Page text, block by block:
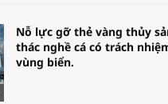
Nỗ lực gỡ thẻ vàng thủy
thác nghề cá có trách
vùng biển.